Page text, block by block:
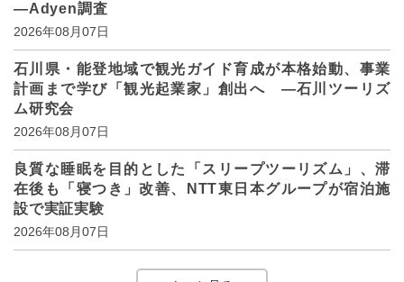
―Adyen調査
2026年08月07日
石川県・能登地域で観光ガイド育成が本格始動、事業
計画まで学び「観光起業家」創出へ ―石川ツーリズ
ム研究会
2026年08月07日
良質な睡眠を目的とした「スリープツーリズム」、滞
在後も「寝つき」改善、NTT東日本グループが宿泊施
設で実証実験
2026年08月07日